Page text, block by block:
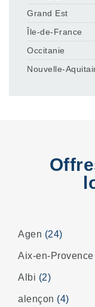
Grand Est
Île-de-France
Occitanie
Nouvelle-
Agen (24)
Aix-en-Provence
Albi (2)
alençon (4)